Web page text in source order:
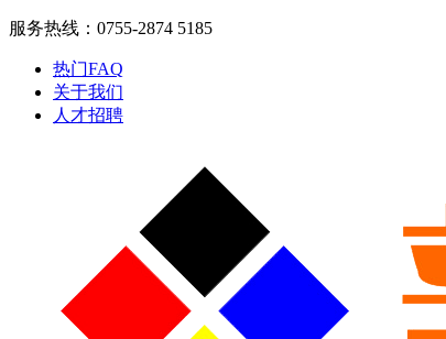
服务热线：0755-2874 5185
热门FAQ
关于我们
人才招聘